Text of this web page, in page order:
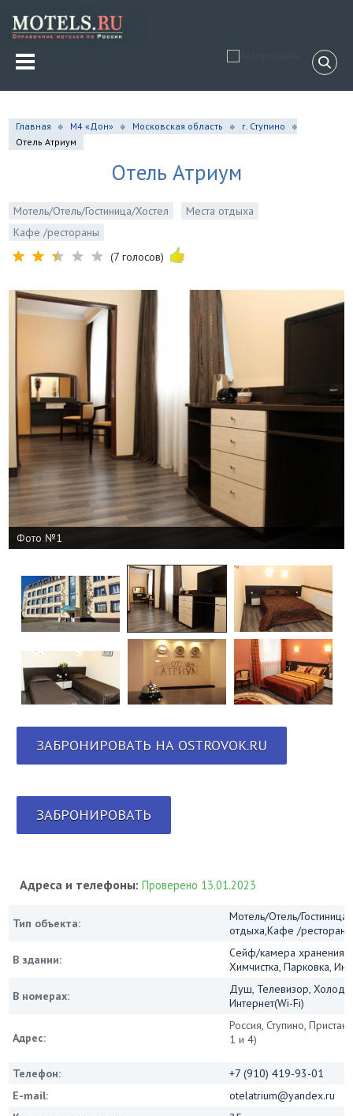
Главная М4 «Дон» Московская область
г. Ступино
Отель Атриум
Отель Атриум
Мотель/Отель/Гостиница/Хостел
Места отдыха
Кафе /рестораны
(7 голосов)
Фото №1
ЗАБРОНИРОВАТЬ НА OSTROVOK.RU
ЗАБРОНИРОВАТЬ
Адреса и телефоны:Проверено 13.01.2023
Тип объекта:
Мотель/Отель/
отдыха,Кафе /рестораны
В здании:
Сейф/камера хранения,
Химчистка, Парковка,
В номерах:
Душ, Телевизор,
Интернет(Wi-Fi)
Адрес:
Россия, Ступино,
1 и 4)
Телефон:
+7 (910) 419-93-01
E-mail:
otelatrium@yandex.ru